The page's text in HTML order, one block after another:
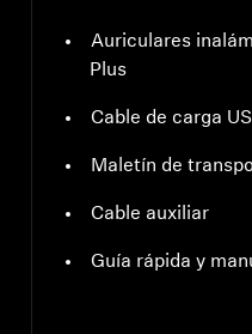
Auriculares
Plus
Cable de carga
Maletín de
Cable auxiliar
Guía rápida y